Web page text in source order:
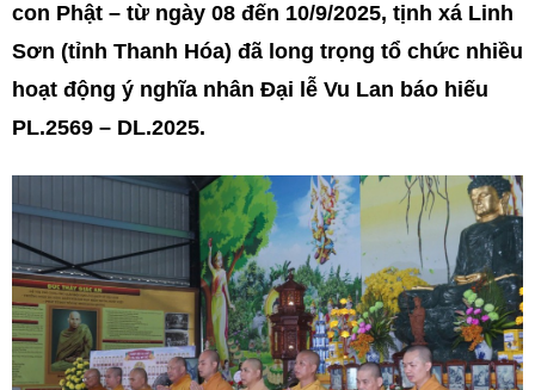
con Phật – từ ngày 08 đến 10/9/2025, tịnh xá Linh
Sơn (tỉnh Thanh Hóa) đã long trọng tổ chức nhiều
hoạt động ý nghĩa nhân Đại lễ Vu Lan báo hiếu
PL.2569 – DL.2025.